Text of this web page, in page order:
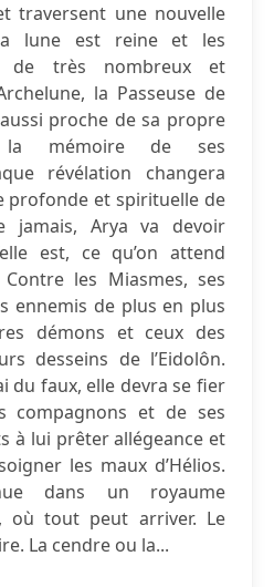
traversent une nouvelle
la lune est reine et les
de très nombreux et
la Passeuse de
proche de sa propre
mémoire de ses
révélation changera
profonde et spirituelle de
jamais, Arya va devoir
est, ce qu’on attend
les Miasmes, ses
ennemis de plus en plus
démons et ceux des
desseins de l’Eidolôn.
du faux, elle devra se fier
compagnons et de ses
à lui prêter allégeance et
les maux d’Hélios.
dans un royaume
où tout peut arriver. Le
La cendre ou la...